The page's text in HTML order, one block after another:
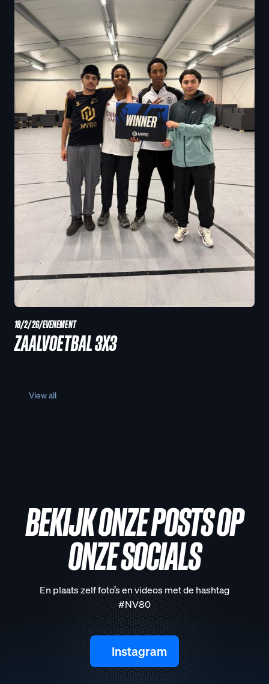
18/2/26/EVENEMENT
ZAALVOETBAL 3X3
View all
BEKIJK ONZE POSTS OP
ONZE SOCIALS
En plaats zelf foto’s en videos met de hashtag
#NV80
Instagram